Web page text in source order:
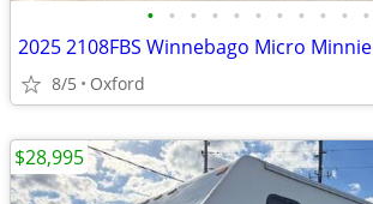
• • • • • • • • • • •
2025 2108FBS Winnebago Micro Minnie
8/5 Oxford
$28,995